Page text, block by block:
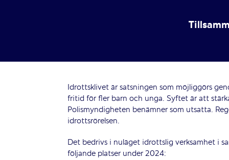
Idrottsklivet är satsningen som möjliggörs
fritid för fler barn och unga. Syftet är att
Polismyndigheten benämner som utsatta.
idrottsrörelsen.
Det bedrivs i nuläget idrottslig verksamhet i
följande platser under 2024: